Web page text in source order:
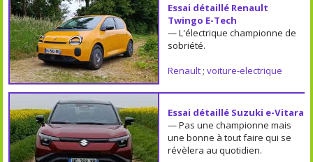
Essai détaillé Renault
Twingo E-Tech
— L'électrique championne de
sobriété.
Renault; voiture-electrique
Essai détaillé Suzuki e-Vitara
— Pas une championne mais
une bonne à tout faire qui se
révèlera au quotidien.